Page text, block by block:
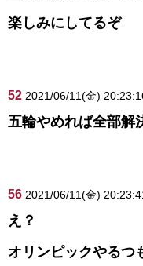
楽しみにしてるぞ
52 2021/06/11(金)
五輪やめれば全部解
56 2021/06/11(金)
え？
オリンピックやるつ